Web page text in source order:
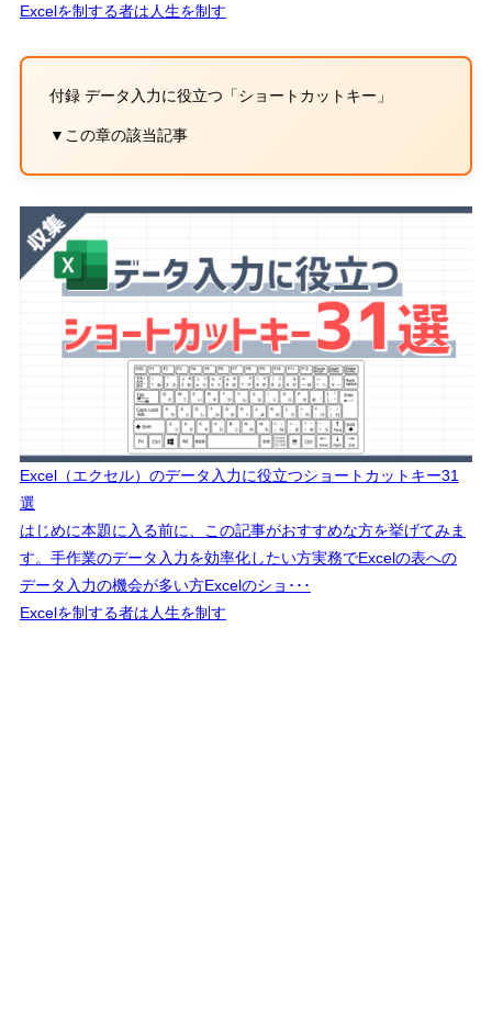
Excelを制する者は人生を制す
付録 データ入力に役立つ「ショートカットキー」
▼この章の該当記事
Excel（エクセル）のデータ入力に役立つショートカットキー31
選
はじめに本題に入る前に、この記事がおすすめな方を挙げてみま
す。手作業のデータ入力を効率化したい方実務でExcelの表への
データ入力の機会が多い方Excelのショ･･･
Excelを制する者は人生を制す